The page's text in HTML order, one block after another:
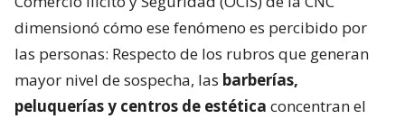
dimensionó cómo ese fenómeno es percibido por
las personas: Respecto de los rubros que generan
mayor nivel de sospecha, las barberías,
peluquerías y centros de estética concentran el